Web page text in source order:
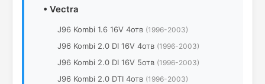
• Vectra
J96 Kombi 1.6 16V 4отв (1996-2003)
J96 Kombi 2.0 DI 16V 4отв (1996-2003)
J96 Kombi 2.0 DI 16V 5отв (1996-2003)
J96 Kombi 2.0 DTI 4отв (1996-2003)